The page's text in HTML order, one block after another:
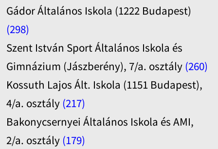
Gádor Általános Iskola (1222 Budapest)
(298)
Szent István Sport Általános Iskola és
Gimnázium (Jászberény), 7/a. osztály (260)
Kossuth Lajos Ált. Iskola (1151 Budapest),
4/a. osztály (217)
Bakonycsernyei Általános Iskola és AMI,
2/a. osztály (179)